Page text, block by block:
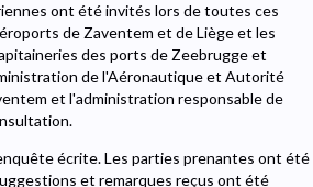
ont été invités lors de toutes ces
de Zaventem et de Liège et les
des ports de Zeebrugge et
de l'Aéronautique et Autorité
et l'administration responsable de
écrite. Les parties prenantes ont été
et remarques reçus ont été